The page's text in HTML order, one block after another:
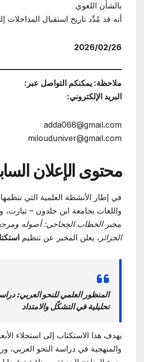
بالشأن اللغوي
أنه قد مُدِّد تاريخ استقبال المداخلات
2026/02/26
ملاحظة: يمكنكم التواصل عبر:
البريد الإلكتروني:
adda068@gmail.com
milouduniver@gmail.com
محتوى الإعلان
في إطار الأنشطة العلمية التي تنظمها
واللغات بجامعة ابن خلدون –
مخبرالخطاب الحِجاجي: أصوله
الجزائر ، يعلن المخبر عن تنظيم
المنظور العلمي للنحو العربي:
تحليلية في التشكّل والامتداد
يهدف هذا الاستكتاب إلى استجلاء
والمنهجية في دراسة النحو العربي،